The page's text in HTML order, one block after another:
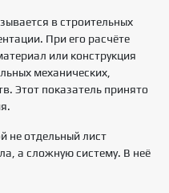
в строительных
При его расчёте
или конструкция
механических,
Этот показатель принято
не отдельный лист
а сложную систему. В неё